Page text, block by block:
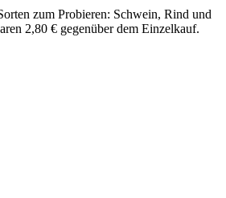
zum Probieren: Schwein, Rind und
2,80 € gegenüber dem Einzelkauf.